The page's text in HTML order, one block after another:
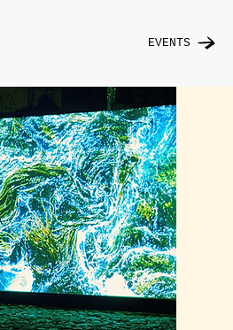
EVENTS